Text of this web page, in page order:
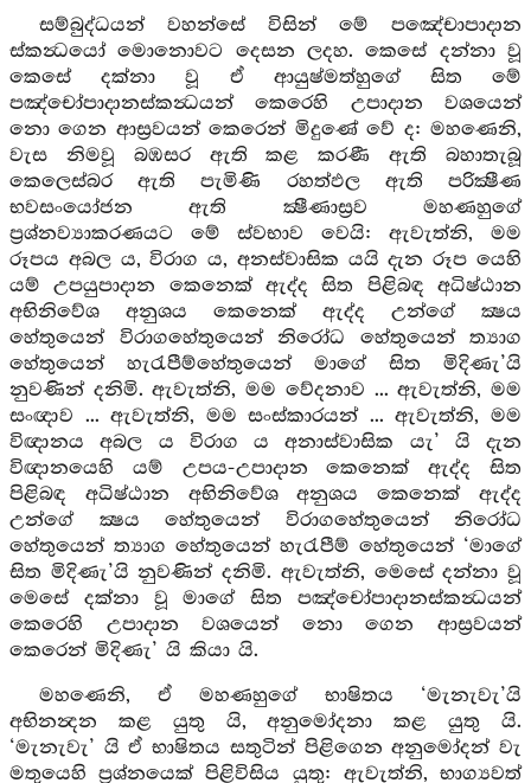
සම්බුද්ධයන් වහන්සේ විසින් මේ පඤේචාපාදාන
ස්කන්‍ධයෝ මොනොවට දෙසන ලදහ. කෙසේ දන්නා වූ
කෙසේ දක්නා වූ ඒ ආයුෂ්මත්හුගේ සිත මේ
පඤ්චෝපාදානස්කන්‍ධයන් කෙරෙහි උපාදාන වශයෙන්
නො ගෙන ආස්‍රවයන් කෙරෙන් මිදුණේ වේ ද: මහණෙනි,
වැස නිමවූ බඹසර ඇති කළ කරණී ඇති බහාතැබූ
කෙලෙස්බර ඇති පැමිණි රහත්ඵල ඇති පරික්‍ෂීණ
භවසංයෝජන ඇති ක්‍ෂීණාස්‍රව මහණහුගේ
ප්‍රශ්නව්‍යාකරණයට මේ ස්වභාව වෙයි: ඇවැත්නි, මම
රූපය අබල ය, විරාග ය, අනස්වාසික යයි දැන රූප යෙහි
යම් උපයුපාදාන කෙනෙක් ඇද්ද සිත පිළිබඳ අධිෂ්ඨාන
අභිනිවේශ අනුශය කෙනෙක් ඇද්ද උන්ගේ ක්‍ෂය
හේතුයෙන් විරාගහේතුයෙන් නිරෝධ හේතුයෙන් ත්‍යාග
හේතුයෙන් හැරැපීම්හේතුයෙන් මාගේ සිත මිදිණැ’යි
නුවණින් දනිමි. ඇවැත්නි, මම වේදනාව ... ඇවැත්නි, මම
සංඥාව ... ඇවැත්නි, මම සංස්කාරයන් ... ඇවැත්නි, මම
විඥානය අබල ය විරාග ය අනාස්වාසික යැ’ යි දැන
විඥානයෙහි යම් උපය-උපාදාන කෙනෙක් ඇද්ද සිත
පිළිබඳ අධිෂ්ඨාන අභිනිවේශ අනුශය කෙනෙක් ඇද්ද
උන්ගේ ක්‍ෂය හේතුයෙන් විරාගහේතුයෙන් නිරෝධ
හේතුයෙන් ත්‍යාග හේතුයෙන් හැරැපීම් හේතුයෙන් ‘මාගේ
සිත මිදිණැ’යි නුවණින් දනිමි. ඇවැත්නි, මෙසේ දන්නා වූ
මෙසේ දක්නා වූ මාගේ සිත පඤ්චෝපාදානස්කන්‍ධයන්
කෙරෙහි උපාදාන වශයෙන් නො ගෙන ආස්‍රවයන්
කෙරෙන් මිදිණැ’ යි කියා යි.
මහණෙනි, ඒ මහණහුගේ භාෂිතය ‘මැනැවැ’යි
අභිනන්‍දන කළ යුතු යි, අනුමෝදනා කළ යුතු යි.
‘මැනැවැ’ යි ඒ භාෂිතය සතුටින් පිළිගෙන අනුමෝදන් වැ
මතුයෙහි ප්‍රශ්නයෙක් පිළිවිසිය යුතු: ඇවැත්නි, භාග්‍යවත්